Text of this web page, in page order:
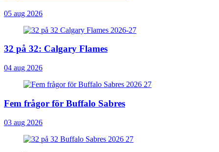
05 aug 2026
32 på 32: Calgary Flames
04 aug 2026
Fem frågor för Buffalo Sabres
03 aug 2026